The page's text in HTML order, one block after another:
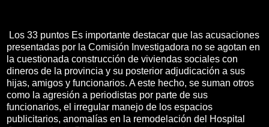
Los 33 puntos Es importante destacar que las acusaciones
presentadas por la Comisión Investigadora no se agotan en
la cuestionada construcción de viviendas sociales con
dineros de la provincia y su posterior adjudicación a sus
hijas, amigos y funcionarios. A este hecho, se suman otros
como la agresión a periodistas por parte de sus
funcionarios, el irregular manejo de los espacios
publicitarios, anomalías en la remodelación del Hospital